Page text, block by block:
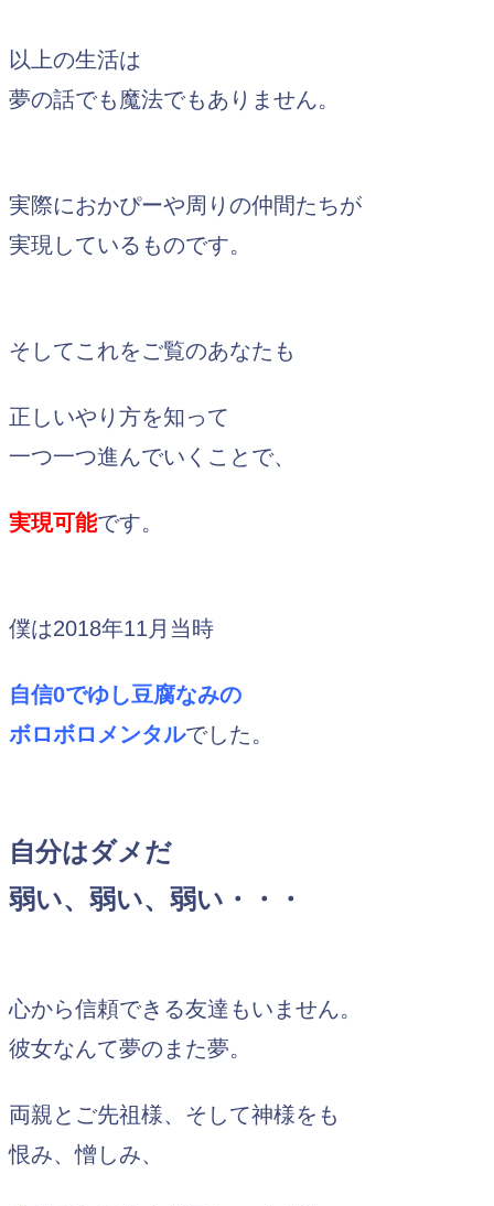
以上の生活は
夢の話でも魔法でもありません。
実際におかぴーや周りの仲間たちが
実現しているものです。
そしてこれをご覧のあなたも
正しいやり方を知って
一つ一つ進んでいくことで、
実現可能です。
僕は2018年11月当時
自信0でゆし豆腐なみの
ボロボロメンタルでした。
自分はダメだ
弱い、弱い、弱い・・・
心から信頼できる友達もいません。
彼女なんて夢のまた夢。
両親とご先祖様、そして神様をも
恨み、憎しみ、